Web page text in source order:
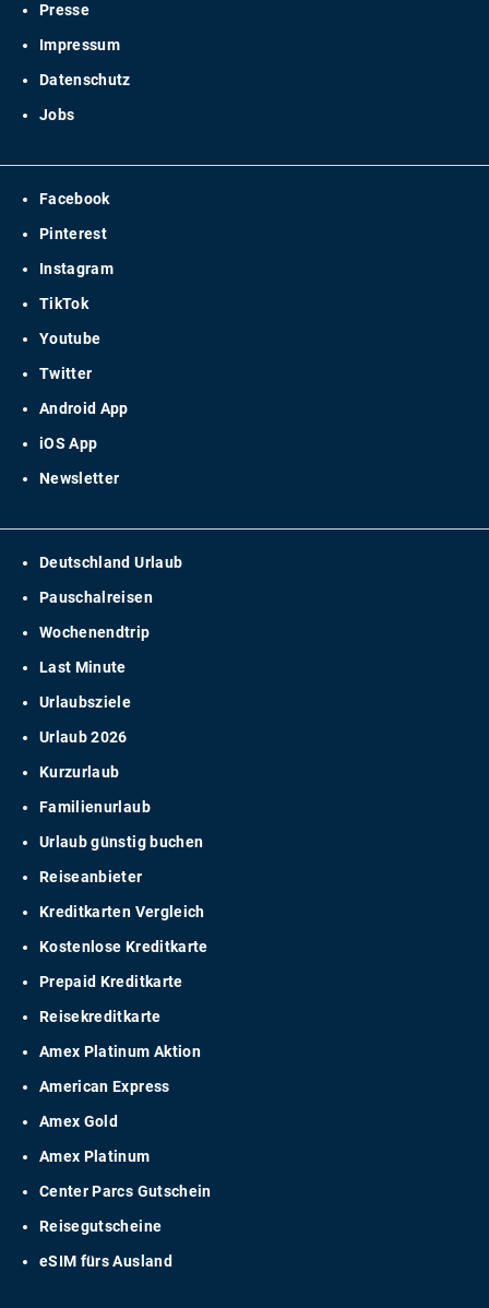
Presse
Impressum
Datenschutz
Jobs
Facebook
Pinterest
Instagram
TikTok
Youtube
Twitter
Android App
iOS App
Newsletter
Deutschland Urlaub
Pauschalreisen
Wochenendtrip
Last Minute
Urlaubsziele
Urlaub 2026
Kurzurlaub
Familienurlaub
Urlaub günstig buchen
Reiseanbieter
Kreditkarten Vergleich
Kostenlose Kreditkarte
Prepaid Kreditkarte
Reisekreditkarte
Amex Platinum Aktion
American Express
Amex Gold
Amex Platinum
Center Parcs Gutschein
Reisegutscheine
eSIM fürs Ausland